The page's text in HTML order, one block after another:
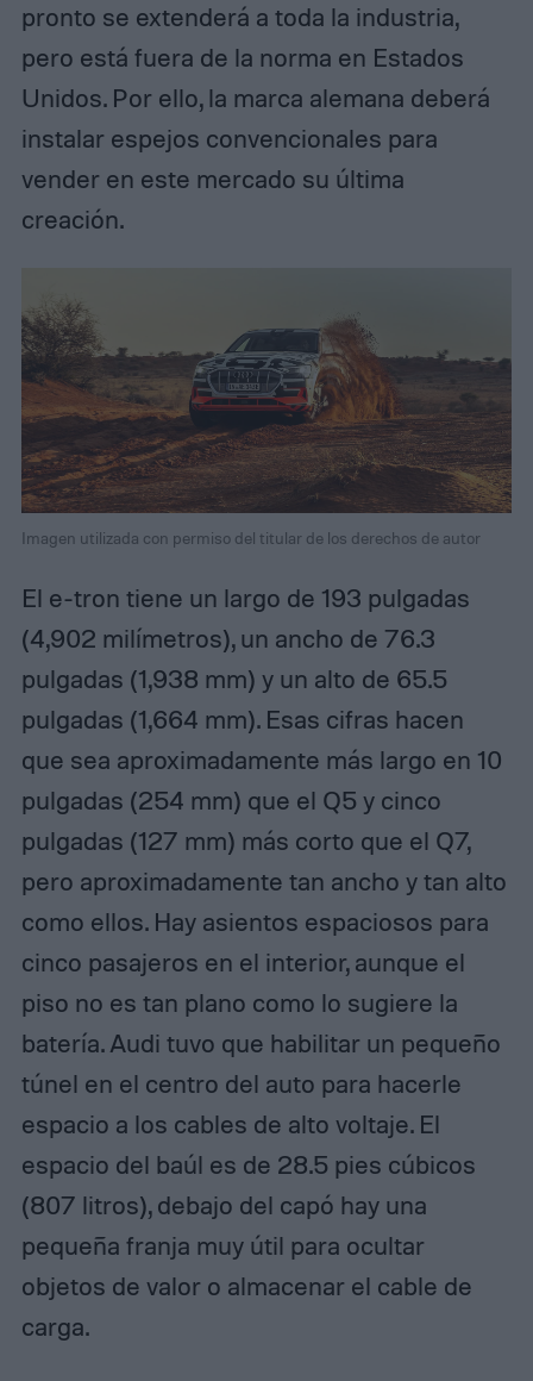
pronto se extenderá a toda la industria,
pero está fuera de la norma en Estados
Unidos. Por ello, la marca alemana deberá
instalar espejos convencionales para
vender en este mercado su última
creación.
Imagen utilizada con permiso del titular de los derechos de autor
El e-tron tiene un largo de 193 pulgadas
(4,902 milímetros), un ancho de 76.3
pulgadas (1,938 mm) y un alto de 65.5
pulgadas (1,664 mm). Esas cifras hacen
que sea aproximadamente más largo en 10
pulgadas (254 mm) que el Q5 y cinco
pulgadas (127 mm) más corto que el Q7,
pero aproximadamente tan ancho y tan alto
como ellos. Hay asientos espaciosos para
cinco pasajeros en el interior, aunque el
piso no es tan plano como lo sugiere la
batería. Audi tuvo que habilitar un pequeño
túnel en el centro del auto para hacerle
espacio a los cables de alto voltaje. El
espacio del baúl es de 28.5 pies cúbicos
(807 litros), debajo del capó hay una
pequeña franja muy útil para ocultar
objetos de valor o almacenar el cable de
carga.